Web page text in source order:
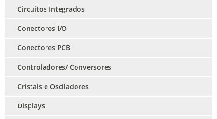
Circuitos Integrados
Conectores I/O
Conectores PCB
Controladores/ Conversores
Cristais e Osciladores
Displays